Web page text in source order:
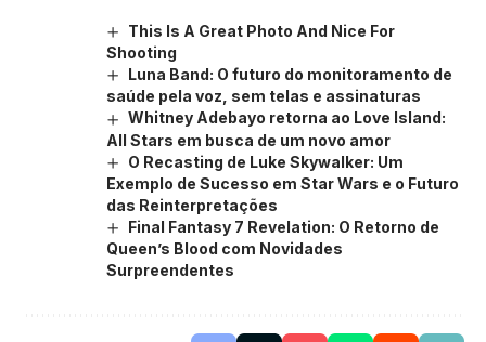
This Is A Great Photo And Nice For
Shooting
Luna Band: O futuro do monitoramento de
saúde pela voz, sem telas e assinaturas
Whitney Adebayo retorna ao Love Island:
All Stars em busca de um novo amor
O Recasting de Luke Skywalker: Um
Exemplo de Sucesso em Star Wars e o Futuro
das Reinterpretações
Final Fantasy 7 Revelation: O Retorno de
Queen’s Blood com Novidades
Surpreendentes